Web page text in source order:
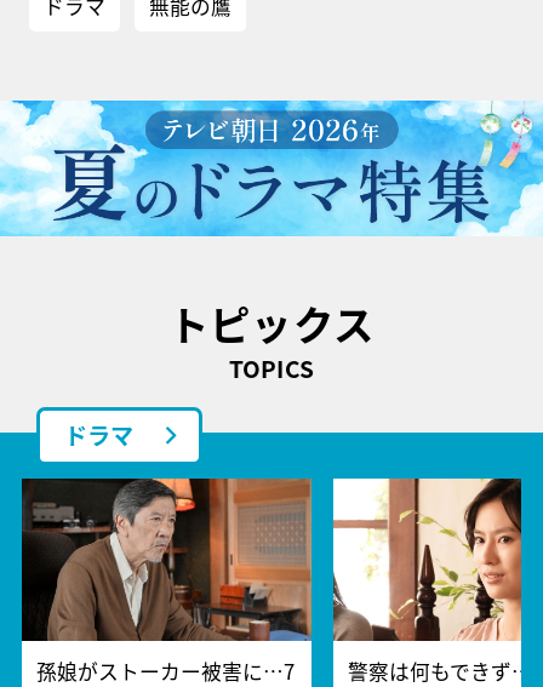
ドラマ 無能の鷹
トピックス
TOPICS
ドラマ
孫娘がストーカー被害に…7
警察は何もできず…